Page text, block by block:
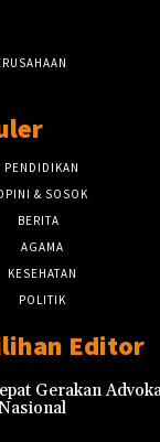
PENDIDIKAN
& SOSOK
BERITA
AGAMA
KESEHATAN
POLITIK
Editor
Gerakan